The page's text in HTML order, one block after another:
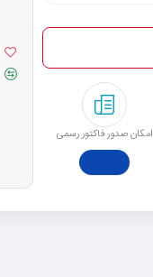
امکان صدور فاکتور رسمی